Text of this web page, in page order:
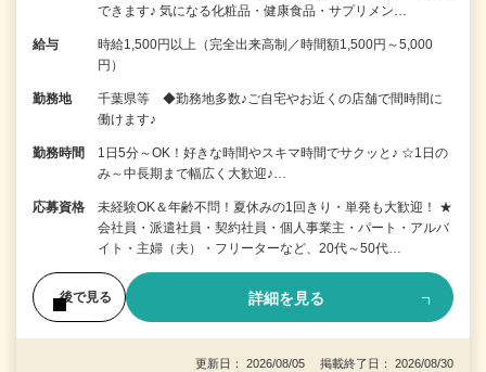
できます♪ 気になる化粧品・健康食品・サプリメン…
給与
時給1,500円以上（完全出来高制／時間額1,500円～5,000
円）
勤務地
千葉県等 ◆勤務地多数♪ご自宅やお近くの店舗で間時間に
働けます♪
勤務時間
1日5分～OK！好きな時間やスキマ時間でサクッと♪ ☆1日の
み～中長期まで幅広く大歓迎♪…
応募資格
未経験OK＆年齢不問！夏休みの1回きり・単発も大歓迎！ ★
会社員・派遣社員・契約社員・個人事業主・パート・アルバ
イト・主婦（夫）・フリーターなど、20代～50代…
後で見る 詳細を見る
更新日： 2026/08/05 掲載終了日： 2026/08/30